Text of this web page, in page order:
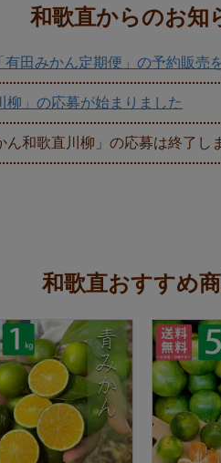
和歌直からのお知
有田みかん定期便」の予約販売
柳」の応募が始まりました
ん和歌直川柳」の応募は終了し
和歌直おすすめ